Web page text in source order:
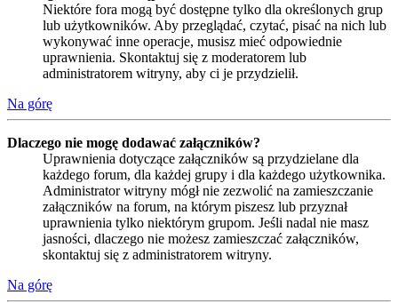
Niektóre fora mogą być dostępne tylko dla określonych grup
lub użytkowników. Aby przeglądać, czytać, pisać na nich lub
wykonywać inne operacje, musisz mieć odpowiednie
uprawnienia. Skontaktuj się z moderatorem lub
administratorem witryny, aby ci je przydzielił.
Na górę
Dlaczego nie mogę dodawać załączników?
Uprawnienia dotyczące załączników są przydzielane dla
każdego forum, dla każdej grupy i dla każdego użytkownika.
Administrator witryny mógł nie zezwolić na zamieszczanie
załączników na forum, na którym piszesz lub przyznał
uprawnienia tylko niektórym grupom. Jeśli nadal nie masz
jasności, dlaczego nie możesz zamieszczać załączników,
skontaktuj się z administratorem witryny.
Na górę